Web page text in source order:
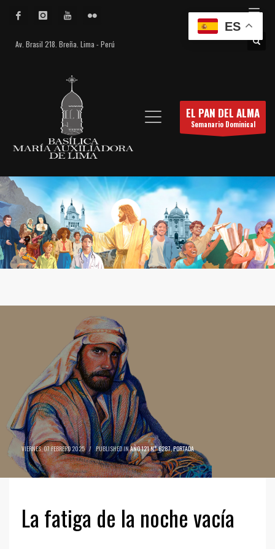
Av. Brasil 218. Breña. Lima - Perú
EL PAN DEL ALMA
Semanario Dominical
VIERNES, 07 FEBRERO 2025 / PUBLISHED INAÑO 121 N° 6287,PORTADA
La fatiga de la noche vacía
ES